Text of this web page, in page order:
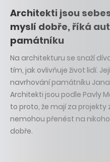
Architekti jsou
myslí dobře, říká
památníku
Na architekturu se snaží
tím, jak ovlivňuje život lidí.
navrhování památníku
Architekti jsou podle Pavly
to proto, že mají za
nemohou přenést na
dobře.